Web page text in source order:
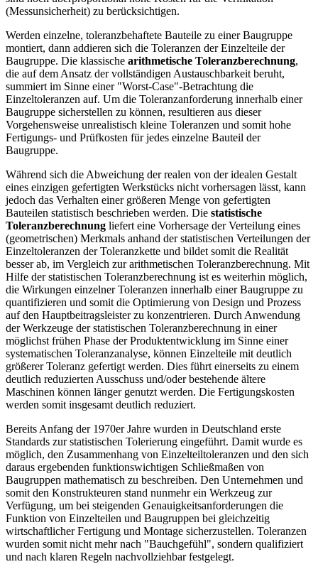
(Messunsicherheit) zu berücksichtigen.
Werden einzelne, toleranzbehaftete Bauteile zu einer Baugruppe
montiert, dann addieren sich die Toleranzen der Einzelteile der
Baugruppe. Die klassische arithmetische Toleranzberechnung,
die auf dem Ansatz der vollständigen Austauschbarkeit beruht,
summiert im Sinne einer "Worst-Case"-Betrachtung die
Einzeltoleranzen auf. Um die Toleranzanforderung innerhalb einer
Baugruppe sicherstellen zu können, resultieren aus dieser
Vorgehensweise unrealistisch kleine Toleranzen und somit hohe
Fertigungs- und Prüfkosten für jedes einzelne Bauteil der
Baugruppe.
Während sich die Abweichung der realen von der idealen Gestalt
eines einzigen gefertigten Werkstücks nicht vorhersagen lässt, kann
jedoch das Verhalten einer größeren Menge von gefertigten
Bauteilen statistisch beschrieben werden. Die statistische
Toleranzberechnung liefert eine Vorhersage der Verteilung eines
(geometrischen) Merkmals anhand der statistischen Verteilungen der
Einzeltoleranzen der Toleranzkette und bildet somit die Realität
besser ab, im Vergleich zur arithmetischen Toleranzberechnung. Mit
Hilfe der statistischen Toleranzberechnung ist es weiterhin möglich,
die Wirkungen einzelner Toleranzen innerhalb einer Baugruppe zu
quantifizieren und somit die Optimierung von Design und Prozess
auf den Hauptbeitragsleister zu konzentrieren. Durch Anwendung
der Werkzeuge der statistischen Toleranzberechnung in einer
möglichst frühen Phase der Produktentwicklung im Sinne einer
systematischen Toleranzanalyse, können Einzelteile mit deutlich
größerer Toleranz gefertigt werden. Dies führt einerseits zu einem
deutlich reduzierten Ausschuss und/oder bestehende ältere
Maschinen können länger genutzt werden. Die Fertigungskosten
werden somit insgesamt deutlich reduziert.
Bereits Anfang der 1970er Jahre wurden in Deutschland erste
Standards zur statistischen Tolerierung eingeführt. Damit wurde es
möglich, den Zusammenhang von Einzelteiltoleranzen und den sich
daraus ergebenden funktionswichtigen Schließmaßen von
Baugruppen mathematisch zu beschreiben. Den Unternehmen und
somit den Konstrukteuren stand nunmehr ein Werkzeug zur
Verfügung, um bei steigenden Genauigkeitsanforderungen die
Funktion von Einzelteilen und Baugruppen bei gleichzeitig
wirtschaftlicher Fertigung und Montage sicherzustellen. Toleranzen
wurden somit nicht mehr nach "Bauchgefühl", sondern qualifiziert
und nach klaren Regeln nachvollziehbar festgelegt.